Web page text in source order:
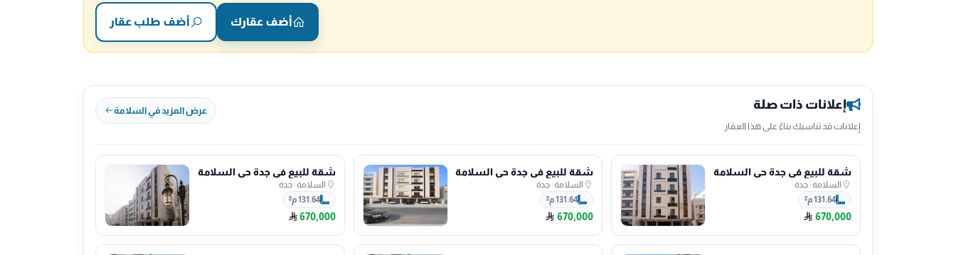
أضف عقارك أضف طلب عقار
إعلانات ذات صلة
إعلانات قد تناسبك بناءً على هذا العقار
عرض المزيد في السلامة
شقة للبيع في جدة حي السلامة
السلامة| جدة
131.64 م²
670,000
شقة للبيع في جدة حي السلامة
السلامة| جدة
131.64 م²
670,000
شقة للبيع في جدة حي السلامة
السلامة| جدة
131.64 م²
670,000